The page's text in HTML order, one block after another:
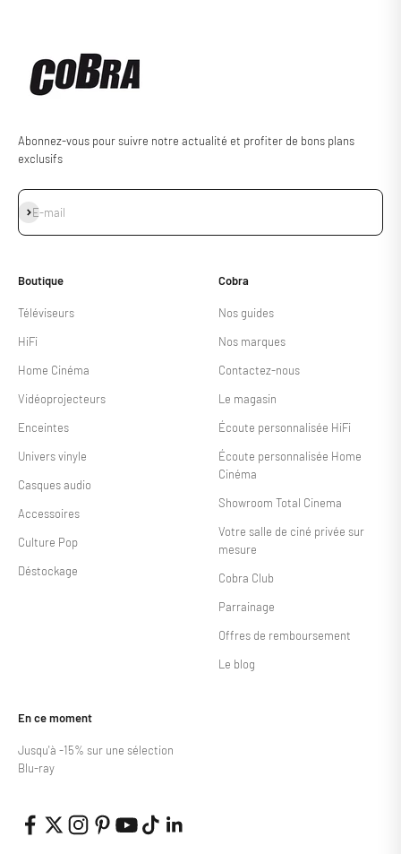
Abonnez-vous pour suivre notre actualité et profiter de bons plans
exclusifs
E-mail
S'inscrire
Boutique
Téléviseurs
HiFi
Home Cinéma
Vidéoprojecteurs
Enceintes
Univers vinyle
Casques audio
Accessoires
Culture Pop
Déstockage
Cobra
Nos guides
Nos marques
Contactez-nous
Le magasin
Écoute personnalisée HiFi
Écoute personnalisée Home
Cinéma
Showroom Total Cinema
Votre salle de ciné privée sur
mesure
Cobra Club
Parrainage
Offres de remboursement
Le blog
En ce moment
Jusqu'à -15% sur une sélection
Blu-ray